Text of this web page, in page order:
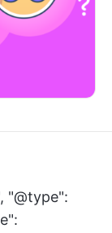
"@type":